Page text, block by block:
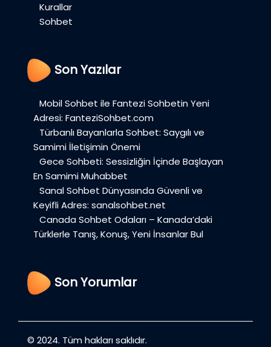
Kurallar
Sohbet
Son Yazılar
Mobil Sohbet ile Fantezi Sohbetin Yeni
Adresi: FanteziSohbet.com
Türbanlı Bayanlarla Sohbet: Saygılı ve
Samimi İletişimin Önemi
Gece Sohbeti: Sessizliğin İçinde Başlayan
En Samimi Muhabbet
Sanal Sohbet Dünyasında Güvenli ve
Keyifli Adres: sanalsohbet.net
Canada Sohbet Odaları – Kanada’daki
Türklerle Tanış, Konuş, Yeni İnsanlar Bul
Son Yorumlar
© 2024. Tüm hakları saklıdır.